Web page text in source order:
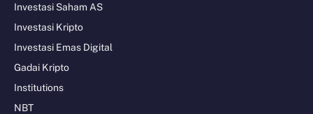
Investasi Saham AS
Investasi Kripto
Investasi Emas Digital
Gadai Kripto
Institutions
NBT